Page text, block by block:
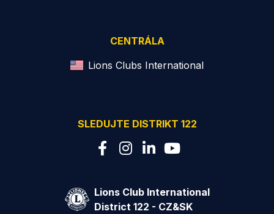
CENTRÁLA
Lions Clubs International
SLEDUJTE DISTRIKT 122
Lions Club International
District 122 - CZ&SK